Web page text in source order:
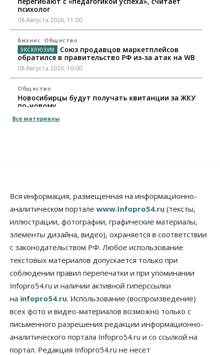
психолог
08 Августа 2026, 11:00
Бизнес Общество
Союз продавцов маркетплейсов
обратился в правительство РФ из-за атак на WB
08 Августа 2026, 10:00
Общество
Новосибирцы будут получать квитанции за ЖКУ
по-новому
08 Августа 2026, 09:00
В Новосибирске прошёл митинг
против нового закона о памятниках
07 Августа 2026, 18:00
Бизнес
В аэропорту Толмачёво завершены работы по
бетонированию рулежных дорожек
07 Августа 2026, 17:00
Новосибирцы стали реже оформлять
дома по упрощенной схеме
07 Августа 2026, 16:00
Общество Право&Порядок
Роспотребнадзор изъял почти полторы тонны
мяса в Новосибирской области
Все материалы
Вся информация, размещенная на информационно-
аналитическом портале www.Infopro54.ru (тексты,
иллюстрации, фотографии, графические материалы,
элементы дизайна, видео), охраняется в соответствии
с законодательством РФ. Любое использование
текстовых материалов допускается только при
соблюдении правил перепечатки и при упоминании
Infopro54.ru и наличии активной гиперссылки
на infopro54.ru. Использование (воспроизведение)
всех фото и видео-материалов возможно только с
письменного разрешения редакции информационно-
аналитического портала Infopro54.ru и со ссылкой на
портал. Редакция Infopro54.ru не несет